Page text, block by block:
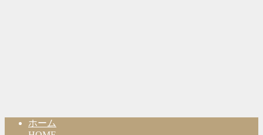
ホーム